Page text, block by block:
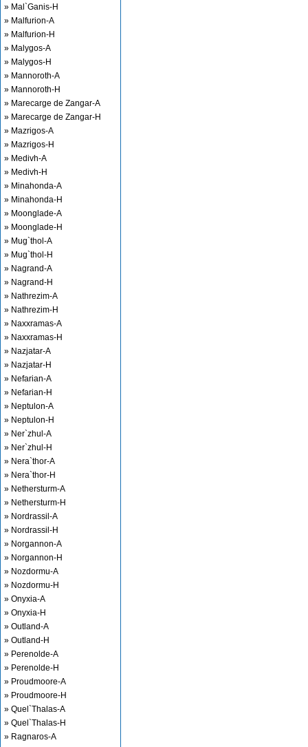
» Mal`Ganis-H
» Malfurion-A
» Malfurion-H
» Malygos-A
» Malygos-H
» Mannoroth-A
» Mannoroth-H
» Marecarge de Zangar-A
» Marecarge de Zangar-H
» Mazrigos-A
» Mazrigos-H
» Medivh-A
» Medivh-H
» Minahonda-A
» Minahonda-H
» Moonglade-A
» Moonglade-H
» Mug`thol-A
» Mug`thol-H
» Nagrand-A
» Nagrand-H
» Nathrezim-A
» Nathrezim-H
» Naxxramas-A
» Naxxramas-H
» Nazjatar-A
» Nazjatar-H
» Nefarian-A
» Nefarian-H
» Neptulon-A
» Neptulon-H
» Ner`zhul-A
» Ner`zhul-H
» Nera`thor-A
» Nera`thor-H
» Nethersturm-A
» Nethersturm-H
» Nordrassil-A
» Nordrassil-H
» Norgannon-A
» Norgannon-H
» Nozdormu-A
» Nozdormu-H
» Onyxia-A
» Onyxia-H
» Outland-A
» Outland-H
» Perenolde-A
» Perenolde-H
» Proudmoore-A
» Proudmoore-H
» Quel`Thalas-A
» Quel`Thalas-H
» Ragnaros-A